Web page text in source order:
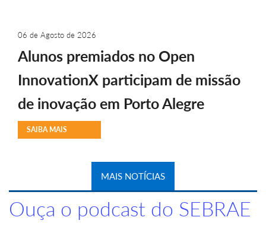
06 de Agosto de 2026
Alunos premiados no Open
InnovationX participam de missão
de inovação em Porto Alegre
SAIBA MAIS
MAIS NOTÍCIAS
Ouça o podcast do SEBRAE